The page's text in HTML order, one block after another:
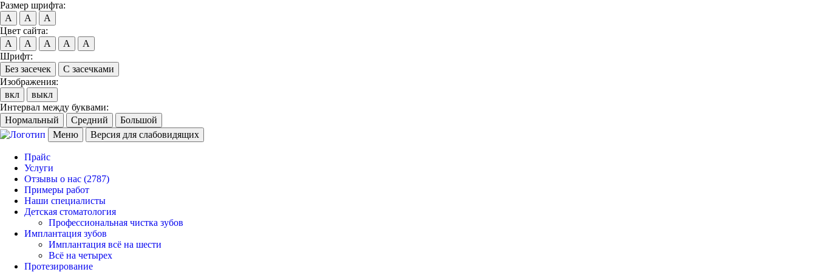
Размер шрифта:
A
A
A
Цвет сайта:
A
A A A
A
Шрифт:
Без засечек
С засечками
Изображения:
вкл
выкл
Интервал между буквами:
Нормальный
Средний
Большой
Меню
Версия для слабовидящих
Прайс
Услуги
Отзывы о нас (2787)
Примеры работ
Наши специалисты
Детская стоматология
Профессиональная чистка зубов
Имплантация зубов
Имплантация всё на шести
Всё на четырех
Протезирование